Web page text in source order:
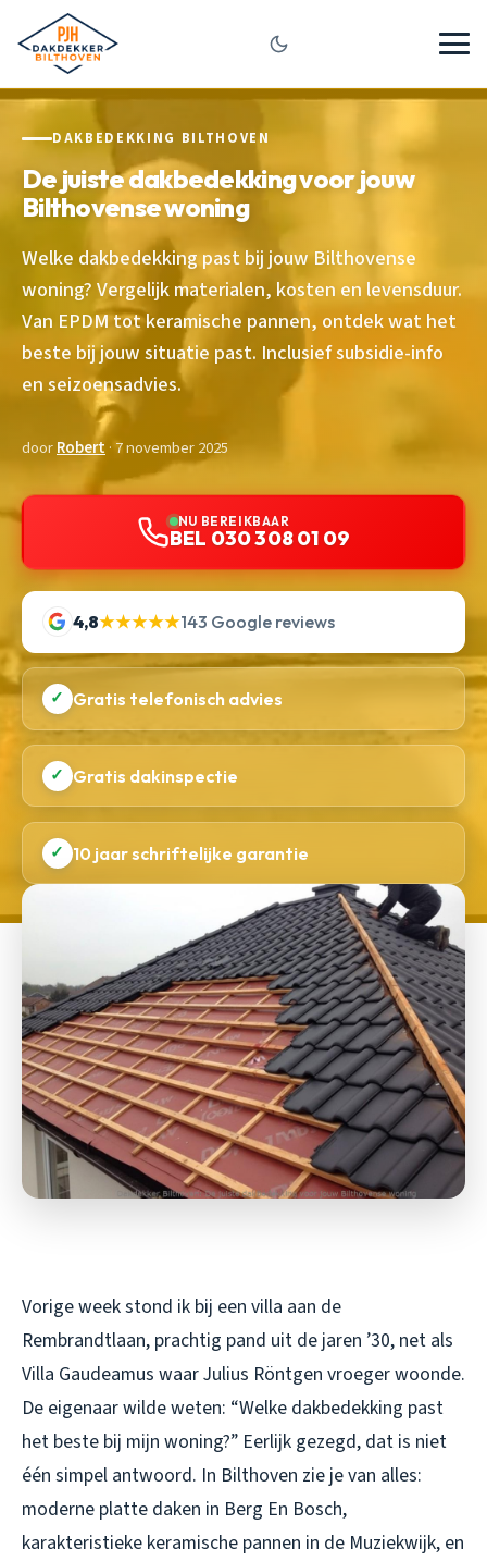
DAKBEDEKKING BILTHOVEN
De juiste dakbedekking voor jouw
Bilthovense woning
Welke dakbedekking past bij jouw Bilthovense
woning? Vergelijk materialen, kosten en levensduur.
Van EPDM tot keramische pannen, ontdek wat het
beste bij jouw situatie past. Inclusief subsidie-info
en seizoensadvies.
doorRobert· 7 november 2025
NU BEREIKBAAR
BEL 030 308 01 09
4,8★★★★★143 Google reviews
✓ Gratis telefonisch advies
✓ Gratis dakinspectie
✓ 10 jaar schriftelijke garantie
Vorige week stond ik bij een villa aan de
Rembrandtlaan, prachtig pand uit de jaren ’30, net als
Villa Gaudeamus waar Julius Röntgen vroeger woonde.
De eigenaar wilde weten: “Welke dakbedekking past
het beste bij mijn woning?” Eerlijk gezegd, dat is niet
één simpel antwoord. In Bilthoven zie je van alles:
moderne platte daken in Berg En Bosch,
karakteristieke keramische pannen in de Muziekwijk, en